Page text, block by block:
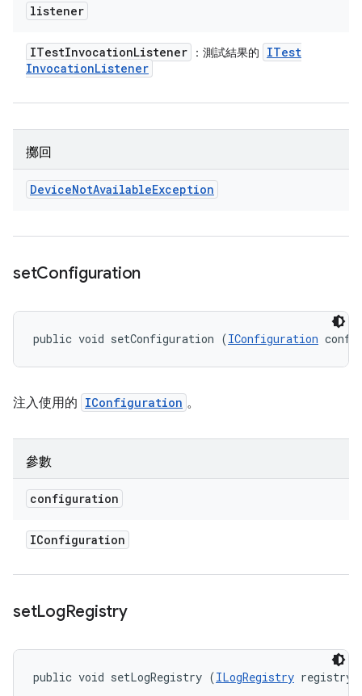
listener
ITestInvocationListener ：測試結果的
ITest
InvocationListener
擲回
DeviceNotAvailableException
setConfiguration
public void setConfiguration (IConfiguration
注入使用的 IConfiguration 。
參數
configuration
IConfiguration
setLogRegistry
public void setLogRegistry (ILogRegistry registry)